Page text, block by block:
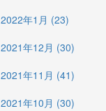
2022年1月 (23)
2021年12月 (30)
2021年11月 (41)
2021年10月 (30)